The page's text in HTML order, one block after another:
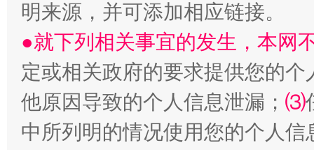
揭批美国五大"原罪" "炒
明来源，并可添加相应链接。
●就下列相关事宜的发生，本网
定或相关政府的要求提供您的个
他原因导致的个人信息泄漏； ⑶
中所列明的情况使用您的个人